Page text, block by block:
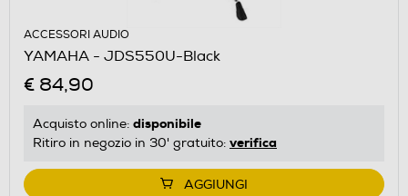
ACCESSORI AUDIO
YAMAHA - JDS550U-Black
€ 84,90
Acquisto online: disponibile
Ritiro in negozio in 30' gratuito: verifica
AGGIUNGI